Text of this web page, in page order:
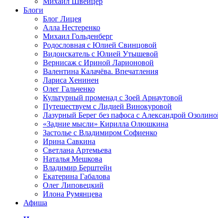
Блоги
Блог Лицея
Алла Нестеренко
Михаил Гольденберг
Родословная с Юлией Свинцовой
Видоискатель с Юлией Утышевой
Вернисаж с Ириной Ларионовой
Валентина Калачёва. Впечатления
Лариса Хенинен
Олег Гальченко
Культурный променад с Зоей Арнаутовой
Путешествуем с Лидией Винокуровой
Лазурный Берег без пафоса с Александрой
«Задние мысли» Кирилла Олюшкина
Застолье с Владимиром Софиенко
Ирина Савкина
Светлана Артемьева
Наталья Мешкова
Владимир Берштейн
Екатерина Габалова
Олег Липовецкий
Илона Румянцева
Афиша